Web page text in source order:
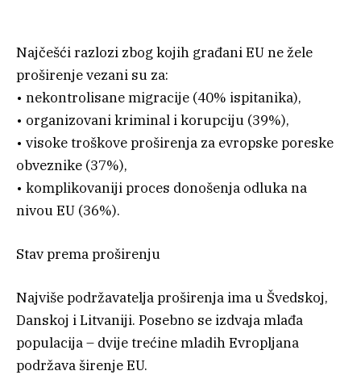
Najčešći razlozi zbog kojih građani EU ne žele
proširenje vezani su za:
• nekontrolisane migracije (40% ispitanika),
• organizovani kriminal i korupciju (39%),
• visoke troškove proširenja za evropske poreske
obveznike (37%),
• komplikovaniji proces donošenja odluka na
nivou EU (36%).
Stav prema proširenju
Najviše podržavatelja proširenja ima u Švedskoj,
Danskoj i Litvaniji. Posebno se izdvaja mlađa
populacija – dvije trećine mladih Evropljana
podržava širenje EU.